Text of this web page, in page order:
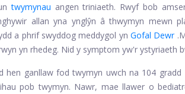
twymynau angen triniaeth. Rwyf bob
allan yna ynglŷn â thwymyn mewn
a phrif swyddog meddygol yn Gofal Dewr .
yn rhedeg. Nid y symptom yw'r ystyriaeth
hen ganllaw fod twymyn uwch na 104
pob twymyn. Nawr, mae llawer o